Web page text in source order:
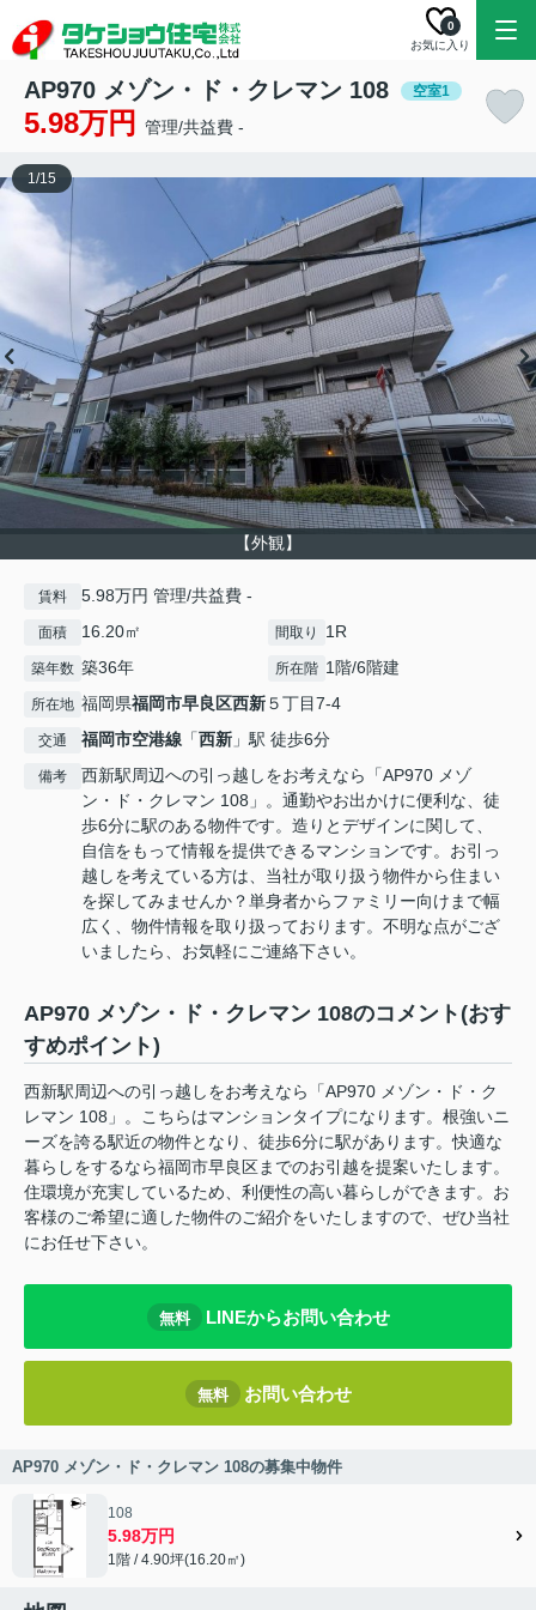
お気に入り
0
AP970 メゾン・ド・クレマン 108 空室1
5.98万円 管理/共益費 -
【外観】
1/15
賃料 5.98万円 管理/共益費 -
面積 16.20㎡ 間取り 1R
築年数 築36年 所在階 1階/6階建
所在地 福岡県福岡市早良区西新５丁目7-4
交通 福岡市空港線 「西新 」駅 徒歩6分
備考
西新駅周辺への引っ越しをお考えなら「AP970 メゾ
ン・ド・クレマン 108」。通勤やお出かけに便利な、徒
歩6分に駅のある物件です。造りとデザインに関して、
自信をもって情報を提供できるマンションです。お引っ
越しを考えている方は、当社が取り扱う物件から住まい
を探してみませんか？単身者からファミリー向けまで幅
広く、物件情報を取り扱っております。不明な点がござ
いましたら、お気軽にご連絡下さい。
AP970 メゾン・ド・クレマン 108のコメント(おす
すめポイント)
西新駅周辺への引っ越しをお考えなら「AP970 メゾン・ド・ク
レマン 108」。こちらはマンションタイプになります。根強いニ
ーズを誇る駅近の物件となり、徒歩6分に駅があります。快適な
暮らしをするなら福岡市早良区までのお引越を提案いたします。
住環境が充実しているため、利便性の高い暮らしができます。お
客様のご希望に適した物件のご紹介をいたしますので、ぜひ当社
にお任せ下さい。
無料 LINEからお問い合わせ
無料 お問い合わせ
AP970 メゾン・ド・クレマン 108の募集中物件
108
5.98万円
1階 / 4.90坪(16.20㎡)